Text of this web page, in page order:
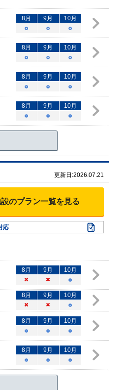
8月 9月 10月
○
○ ○
8月 9月 10月
○
○ ○
8月 9月 10月
○
○ ○
8月 9月 10月
○
○ ○
更新日:2026.07.21
のプラン一覧を見る
応
8月 9月 10月
×
× ○
8月 9月 10月
×
× ○
8月 9月 10月
○
○ ○
8月 9月 10月
○
○ ○